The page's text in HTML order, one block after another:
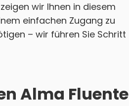
wir Ihnen in diesem
einfachen Zugang zu
– wir führen Sie Schritt
Alma Fluente